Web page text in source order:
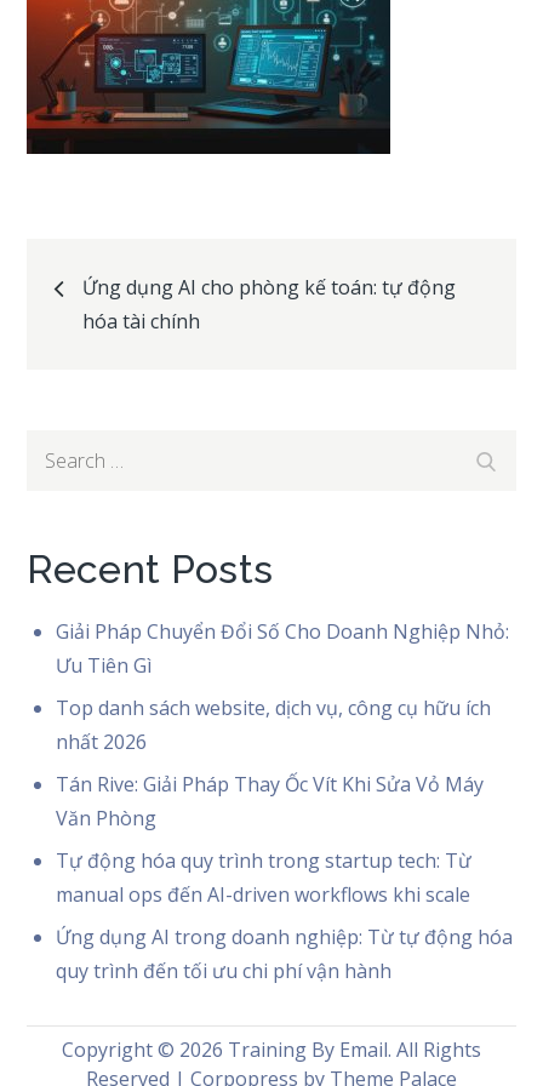
Post
Ứng dụng AI cho phòng kế toán: tự động
hóa tài chính
Search
Recent Posts
Giải Pháp Chuyển Đổi Số Cho Doanh Nghiệp Nhỏ:
Ưu Tiên Gì
Top danh sách website, dịch vụ, công cụ hữu ích
nhất 2026
Tán Rive: Giải Pháp Thay Ốc Vít Khi Sửa Vỏ Máy
Văn Phòng
Tự động hóa quy trình trong startup tech: Từ
manual ops đến AI-driven workflows khi scale
Ứng dụng AI trong doanh nghiệp: Từ tự động hóa
quy trình đến tối ưu chi phí vận hành
Copyright © 2026 Training By Email. All Rights
Reserved | Corpopress by Theme Palace